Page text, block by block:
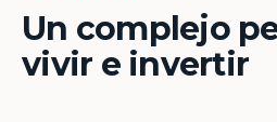
Un complejo
vivir e invertir